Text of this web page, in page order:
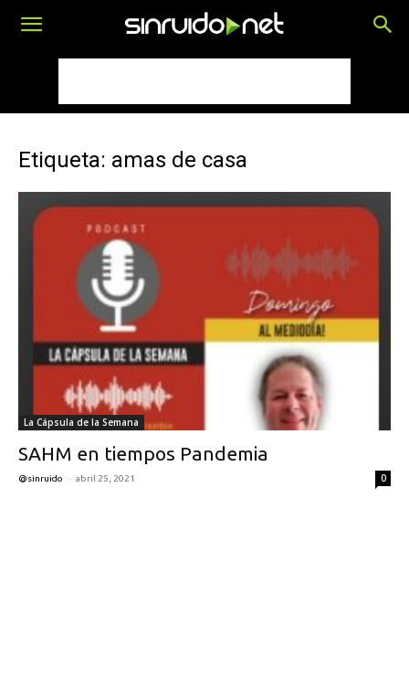
Etiqueta: amas de casa
La Cápsula de la Semana
SAHM en tiempos Pandemia
@sinruido - abril 25, 2021 0